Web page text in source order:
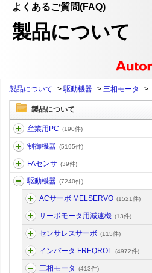
よくあるご質問(FAQ)
製品について
製品について >駆動機器 > 三相モータ >
製品について
産業用PC (190件)
制御機器 (5195件)
FAセンサ (39件)
駆動機器 (7240件)
ACサーボ MELSERVO (1521件)
サーボモータ用減速機 (13件)
センサレスサーボ (115件)
インバータ FREQROL (4972件)
三相モータ (413件)